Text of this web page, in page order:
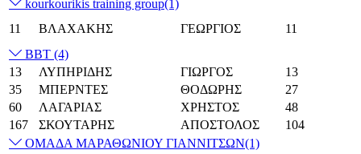
kourkourikis training group(1)
11
ΒΛΑΧΑΚΗΣ ΓΕΩΡΓΙΟΣ
11
BBT (4)
13
ΛΥΠΗΡΙΔΗΣ ΓΙΩΡΓΟΣ
13
35
ΜΠΕΡΝΤΕΣ ΘΟΔΩΡΗΣ
27
60
ΛΑΓΑΡΙΑΣ ΧΡΗΣΤΟΣ
48
167
ΣΚΟΥΤΑΡΗΣ ΑΠΟΣΤΟΛΟΣ
104
ΟΜΑΔΑ ΜΑΡΑΘΩΝΙΟΥ ΓΙΑΝΝΙΤΣΩΝ(1)